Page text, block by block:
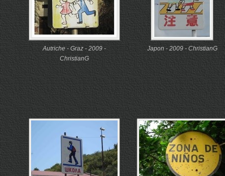
Autriche - Graz - 2009 -
ChristianG
Japon - 2009 - ChristianG